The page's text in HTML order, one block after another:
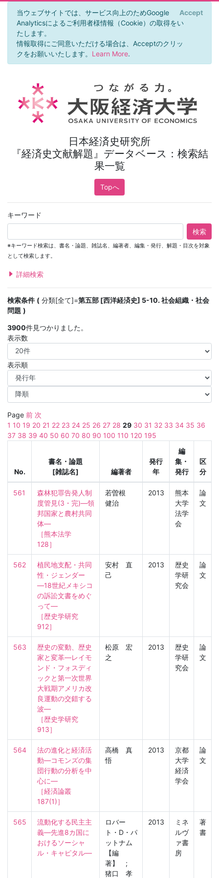
当ウェブサイトでは、サービス向上のためGoogle
Analyticsによるご利用者様情報（Cookie）の取得をい
たします。
情報取得にご同意いただける場合は、Acceptのクリッ
クをお願いいたします。 Learn More.
Accept
日本経済史研究所
『経済史文献解題』データベース：検索結
果一覧
Topへ
キーワード
検索
※キーワード検索は、書名・論題、雑誌名、編著者、編集・発行、解題・目次を対象
として検索します。
詳細検索
検索条件 分類[全て]=第五部 [西洋経済史] 5-10. 社会組織・社会
問題
3900件見つかりました。
表示数
表示順
Page 前 次
1 10 19 20 21 22 23 24 25 26 27 28 29 30 31 32 33 34 35 36
37 38 39 40 50 60 70 80 90 100 110 120 195
No.
書名・論題
[雑誌名]
編著者
発行
年
編
集・
発行
区
分
561
森林犯罪告発人制
度管見(3・完)―領
邦国家と農村共同
体―
［熊本法学
128］
若曽根
健治
2013
熊本
大学
法学
会
論
文
562
植民地支配・共同
性・ジェンダー
―18世紀メキシコ
の訴訟文書をめぐ
って―
［歴史学研究
912］
安村 直
己
2013
歴史
学研
究会
論
文
563
歴史の変動、歴史
家と変革―レイモ
ンド・フォスディ
ックと第一次世界
大戦期アメリカ改
良運動の交錯する
波―
［歴史学研究
913］
松原 宏
之
2013
歴史
学研
究会
論
文
564
法の進化と経済活
動―コモンズの集
団行動の分析を中
心に―
［経済論叢
187(1)］
高橋 真
悟
2013
京都
大学
経済
学会
論
文
565
流動化する民主主
義―先進8カ国に
おけるソーシャ
ル・キャピタル―
ロバー
ト・D・パ
ットナム
【編
著】 ;
猪口 孝
2013
ミネ
ルヴ
ァ書
房
著
書
×